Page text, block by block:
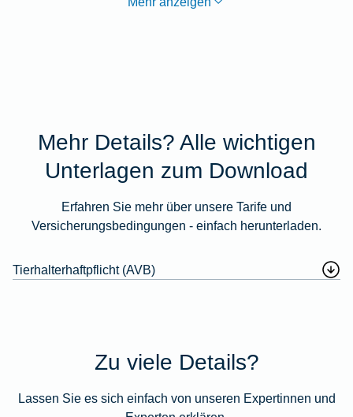
Mehr Details? Alle wichtigen
Unterlagen zum Download
Erfahren Sie mehr über unsere Tarife und
Versicherungsbedingungen - einfach herunterladen.
Tierhalterhaftpflicht (AVB)
Zu viele Details?
Lassen Sie es sich einfach von unseren Expertinnen und